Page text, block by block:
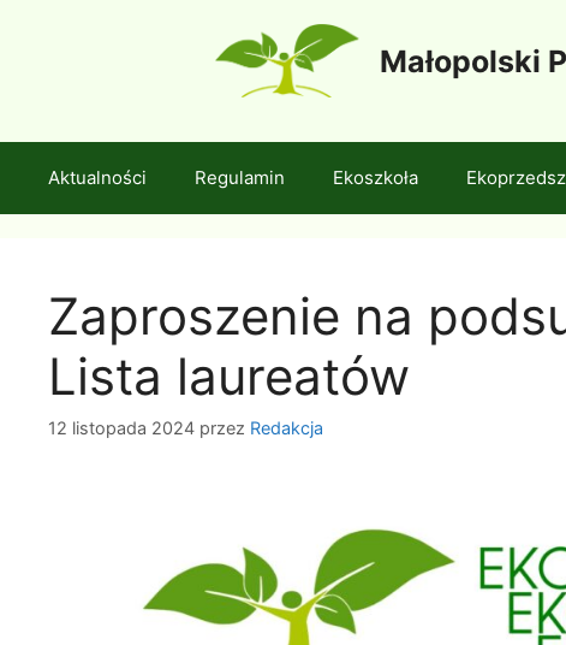
Małopolski
Aktualności Regulamin Ekoszkoła
Zaproszenie na
Lista laureatów
12 listopada 2024 przez Redakcja